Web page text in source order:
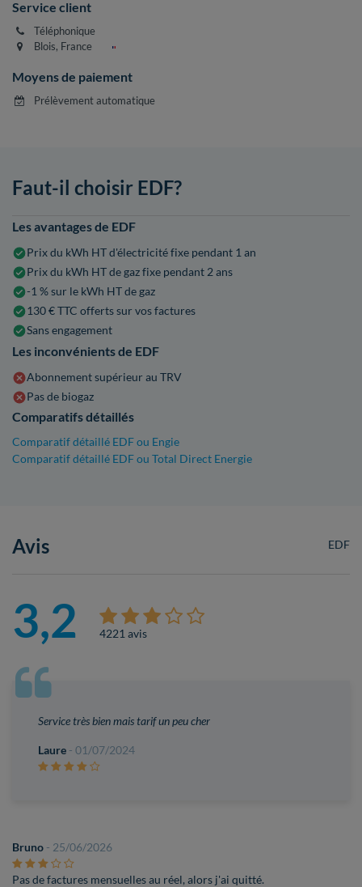
Service client
Téléphonique
Blois, France
Moyens de paiement
Prélèvement automatique
Faut-il choisir EDF?
Les avantages de EDF
Prix du kWh HT d'électricité fixe pendant 1 an
Prix du kWh HT de gaz fixe pendant 2 ans
-1 % sur le kWh HT de gaz
130 € TTC offerts sur vos factures
Sans engagement
Les inconvénients de EDF
Abonnement supérieur au TRV
Pas de biogaz
Comparatifs détaillés
Comparatif détaillé EDF ou Engie
Comparatif détaillé EDF ou Total Direct Energie
EDF
Avis
3,2 4221 avis
Service très bien mais tarif un peu cher
Laure - 01/07/2024
Bruno - 25/06/2026
Pas de factures mensuelles au réel, alors j'ai quitté.